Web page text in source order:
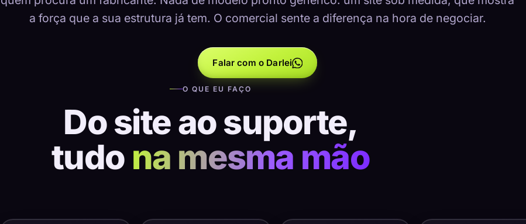
a força que a sua estrutura já tem. O comercial sente a diferença na hora de negociar.
Falar com o Darlei
O QUE EU FAÇO
Do site ao suporte,
tudo na mesma mão